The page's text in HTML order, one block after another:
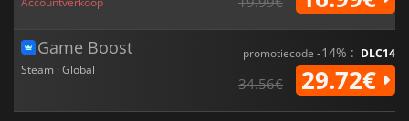
Game Boost
Steam · Global
promotiecode -14% : DLC14
34.56€ 29.72€